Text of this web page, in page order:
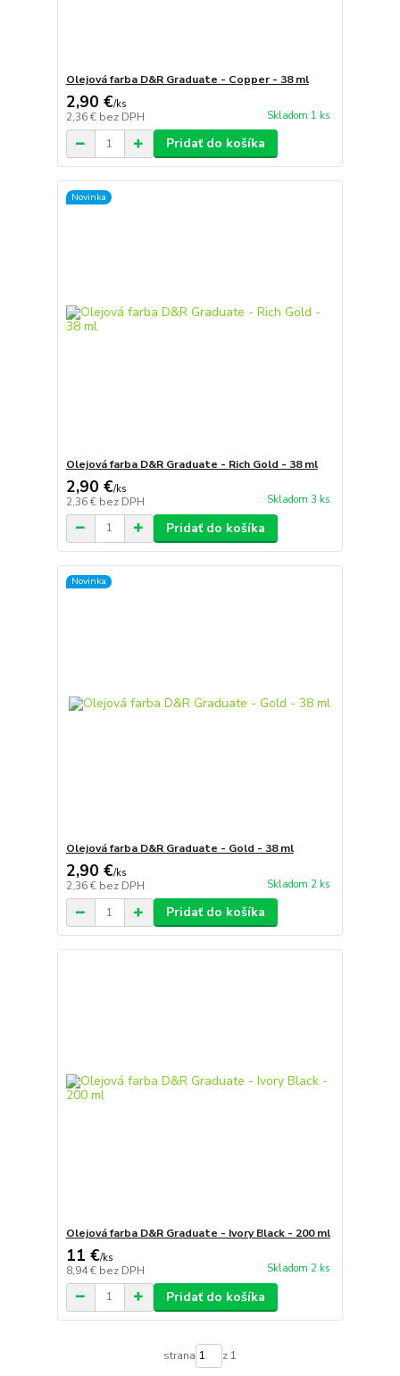
Olejová farba D&R Graduate - Copper - 38 ml
2,90 €/ks
2,36 € bez DPH Skladom 1 ks
Pridať do košíka
Novinka
Olejová farba D&R Graduate - Rich Gold - 38 ml
2,90 €/ks
2,36 € bez DPH Skladom 3 ks
Pridať do košíka
Novinka
Olejová farba D&R Graduate - Gold - 38 ml
2,90 €/ks
2,36 € bez DPH Skladom 2 ks
Pridať do košíka
Olejová farba D&R Graduate - Ivory Black - 200 ml
11 €/ks
8,94 € bez DPH Skladom 2 ks
Pridať do košíka
strana z 1